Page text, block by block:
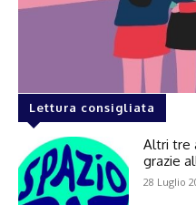
Lettura consigliata
Altri tre
grazie
28 Luglio